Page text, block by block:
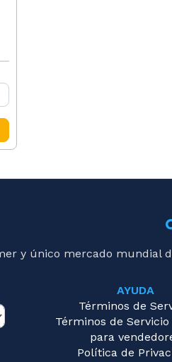
y único mercado mundial
AYUDA
Términos de
Términos de Servicio
para
Política de